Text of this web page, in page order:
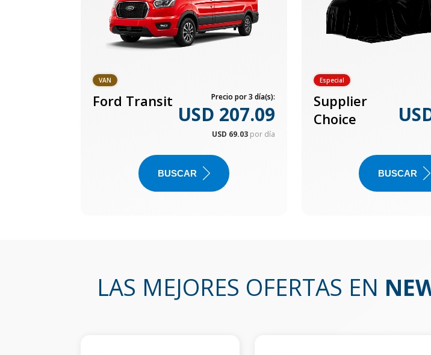
VAN
Ford Transit Precio por 3 día(s):
USD 207.09
USD 69.03 por día
BUSCAR
Especial
Supplier
Choice
BUSCAR
LAS MEJORES OFERTAS EN